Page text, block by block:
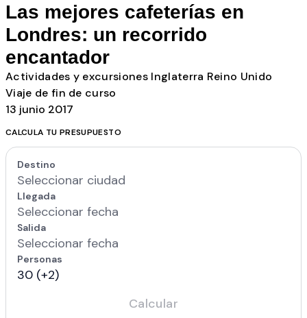
Las mejores cafeterías en
Londres: un recorrido
encantador
Actividades y excursiones Inglaterra Reino Unido
Viaje de fin de curso
13 junio 2017
CALCULA TU PRESUPUESTO